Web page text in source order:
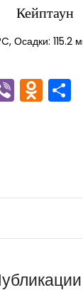
Кейптаун
Осадки: 115.2
Viber